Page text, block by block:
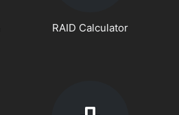
RAID Calculator